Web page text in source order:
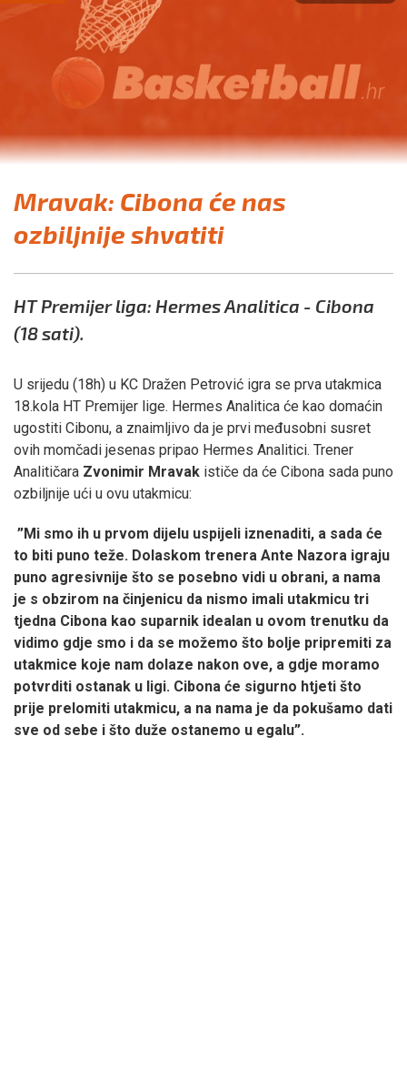
Mravak: Cibona će nas
ozbiljnije shvatiti
HT Premijer liga: Hermes Analitica - Cibona
(18 sati).
U srijedu (18h) u KC Dražen Petrović igra se prva utakmica
18.kola HT Premijer lige. Hermes Analitica će kao domaćin
ugostiti Cibonu, a znaimljivo da je prvi međusobni susret
ovih momčadi jesenas pripao Hermes Analitici. Trener
Analitičara Zvonimir Mravak ističe da će Cibona sada puno
ozbiljnije ući u ovu utakmicu:
”Mi smo ih u prvom dijelu uspijeli iznenaditi, a sada će
to biti puno teže. Dolaskom trenera Ante Nazora igraju
puno agresivnije što se posebno vidi u obrani, a nama
je s obzirom na činjenicu da nismo imali utakmicu tri
tjedna Cibona kao suparnik idealan u ovom trenutku da
vidimo gdje smo i da se možemo što bolje pripremiti za
utakmice koje nam dolaze nakon ove, a gdje moramo
potvrditi ostanak u ligi. Cibona će sigurno htjeti što
prije prelomiti utakmicu, a na nama je da pokušamo dati
sve od sebe i što duže ostanemo u egalu”.